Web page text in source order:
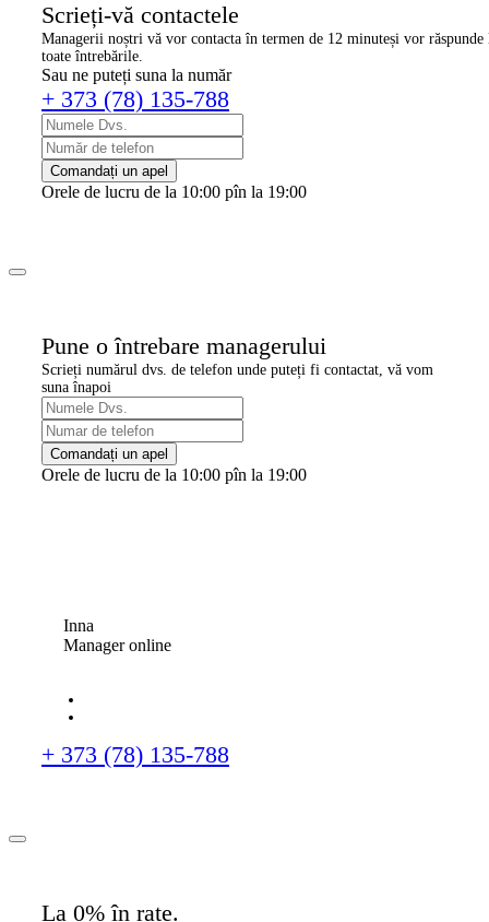
Scrieți-vă contactele
Managerii noștri vă vor contacta în termen de 12 minuteși vor răspunde
toate întrebările.
Sau ne puteți suna la număr
+ 373 (78) 135-788
Comandați un apel
Orele de lucru de la 10:00 pîn la 19:00
Pune o întrebare managerului
Scrieți numărul dvs. de telefon unde puteți fi contactat, vă vom
suna înapoi
Comandați un apel
Orele de lucru de la 10:00 pîn la 19:00
Inna
Manager online
+ 373 (78) 135-788
La 0% în rate.